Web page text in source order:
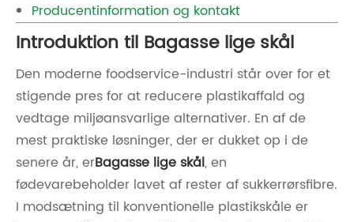
Producentinformation og kontakt
Introduktion til Bagasse lige skål
Den moderne foodservice-industri står over for et
stigende pres for at reducere plastikaffald og
vedtage miljøansvarlige alternativer. En af de
mest praktiske løsninger, der er dukket op i de
senere år, erBagasse lige skål, en
fødevarebeholder lavet af rester af sukkerrørsfibre.
I modsætning til konventionelle plastikskåle er